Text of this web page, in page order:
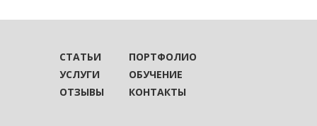
СТАТЬИ
ПОРТФОЛИО
УСЛУГИ
ОБУЧЕНИЕ
ОТЗЫВЫ
КОНТАКТЫ